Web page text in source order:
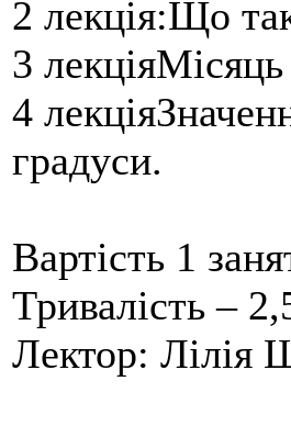
2 лекція:Що
3
4
градуси.
Вартість 1
Тривалість –
Лектор: Лілія